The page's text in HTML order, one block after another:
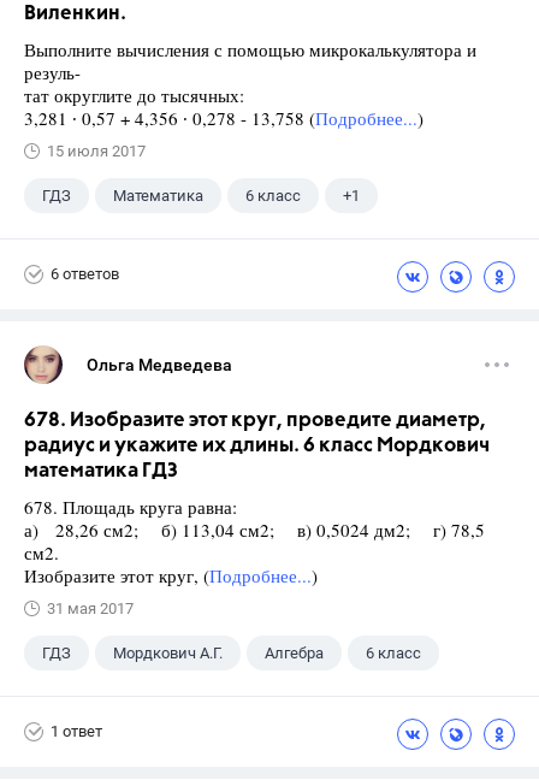
Виленкин.
Выполните вычисления с помощью микрокалькулятора и
резуль-
тат округлите до тысячных:
3,281 ∙ 0,57 + 4,356 ∙ 0,278 - 13,758 (Подробнее...)
15 июля 2017
ГДЗ Математика 6 класс +1
6 ответов
Ольга Медведева
678. Изобразите этот круг, проведите диаметр,
радиус и укажите их длины. 6 класс Мордкович
математика ГДЗ
678. Площадь круга равна:
а) 28,26 см2; б) 113,04 см2; в) 0,5024 дм2; г) 78,5
см2.
Изобразите этот круг, (Подробнее...)
31 мая 2017
ГДЗ Мордкович А.Г. Алгебра 6 класс
1 ответ